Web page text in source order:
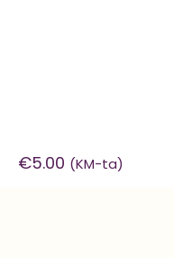
€5.00 (KM-ta)